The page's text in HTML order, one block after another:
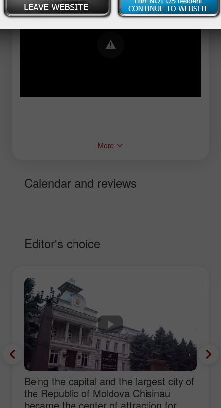
Error loading YouTube: Video could not be
played
More
Calendar and reviews
Editor's choice
Being the capital and the largest city of
the Republic of Moldova Chisinau
became the center of attraction for